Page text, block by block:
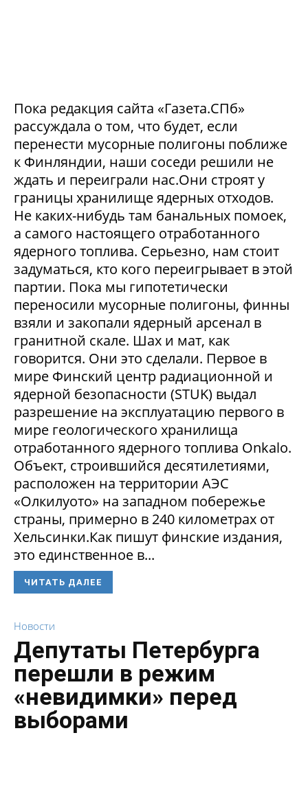
Пока редакция сайта «Газета.СПб»
рассуждала о том, что будет, если
перенести мусорные полигоны поближе
к Финляндии, наши соседи решили не
ждать и переиграли нас.Они строят у
границы хранилище ядерных отходов.
Не каких-нибудь там банальных помоек,
а самого настоящего отработанного
ядерного топлива. Серьезно, нам стоит
задуматься, кто кого переигрывает в этой
партии. Пока мы гипотетически
переносили мусорные полигоны, финны
взяли и закопали ядерный арсенал в
гранитной скале. Шах и мат, как
говорится. Они это сделали. Первое в
мире Финский центр радиационной и
ядерной безопасности (STUK) выдал
разрешение на эксплуатацию первого в
мире геологического хранилища
отработанного ядерного топлива Onkalo.
Объект, строившийся десятилетиями,
расположен на территории АЭС
«Олкилуото» на западном побережье
страны, примерно в 240 километрах от
Хельсинки.Как пишут финские издания,
это единственное в...
ЧИТАТЬ ДАЛЕЕ
Новости
Депутаты Петербурга
перешли в режим
«невидимки» перед
выборами